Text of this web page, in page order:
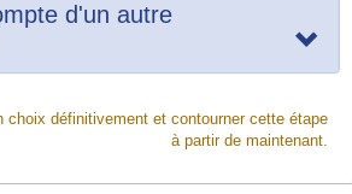
d'un autre
choix définitivement et contourner cette étape
à partir de maintenant.